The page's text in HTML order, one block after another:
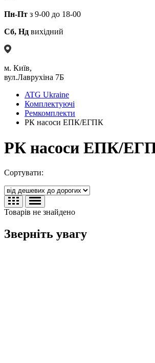
Пн-Пт з 9-00 до 18-00
Сб, Нд вихідний
м. Київ,
вул.Лаврухіна 7Б
ATG Ukraine
Комплектуючі
Ремкомплекти
РК насоси ЕПК/ЕГПК
РК насоси ЕПК/
Сортувати:
Товарів не знайдено
Зверніть увагу